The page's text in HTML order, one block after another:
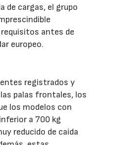
de cargas, el grupo
antes de
europeo.
registrados y
palas frontales, los
los modelos con
a 700 kg
reducido de caída